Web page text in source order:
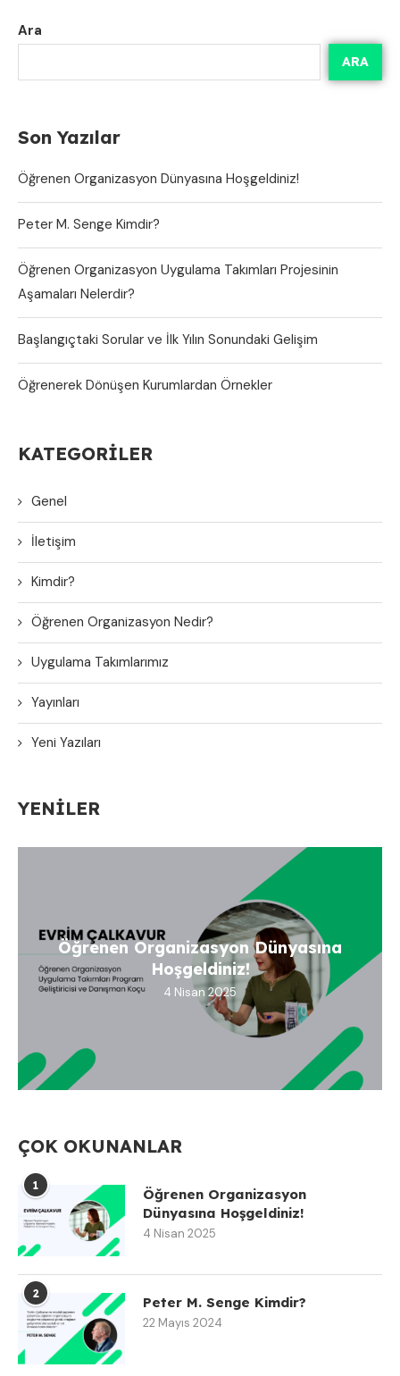
Ara
ARA
Son Yazılar
Öğrenen Organizasyon Dünyasına Hoşgeldiniz!
Peter M. Senge Kimdir?
Öğrenen Organizasyon Uygulama Takımları Projesinin
Aşamaları Nelerdir?
Başlangıçtaki Sorular ve İlk Yılın Sonundaki Gelişim
Öğrenerek Dönüşen Kurumlardan Örnekler
KATEGORILER
Genel
İletişim
Kimdir?
Öğrenen Organizasyon Nedir?
Uygulama Takımlarımız
Yayınları
Yeni Yazıları
YENILER
Öğrenen Organizasyon Dünyasına
Hoşgeldiniz!
4 Nisan 2025
ÇOK OKUNANLAR
1
Öğrenen Organizasyon
Dünyasına Hoşgeldiniz!
4 Nisan 2025
2
Peter M. Senge Kimdir?
22 Mayıs 2024